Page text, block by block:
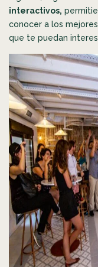
interactivos,
conocer a los
que te puedan